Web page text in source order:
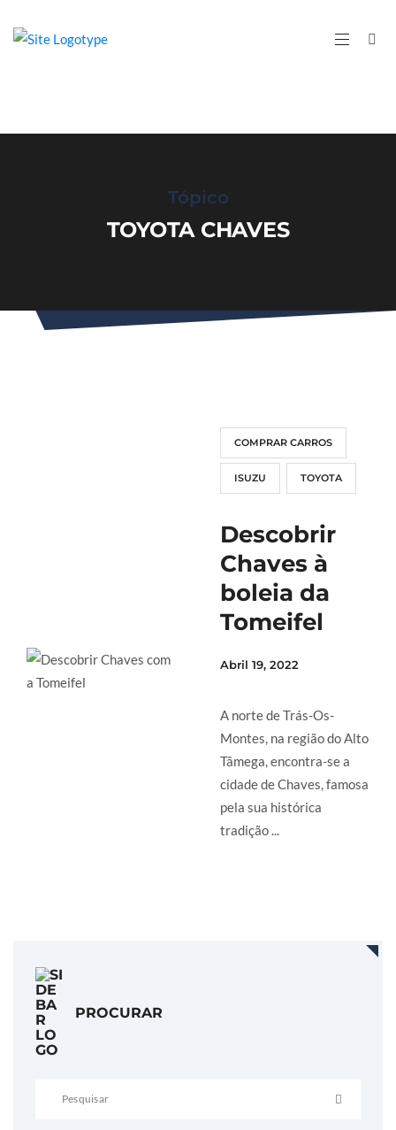
Tópico
TOYOTA CHAVES
COMPRAR CARROS
ISUZU TOYOTA
Descobrir
Chaves à
boleia da
Tomeifel
Abril 19, 2022
A norte de Trás-Os-
Montes, na região do Alto
Tâmega, encontra-se a
cidade de Chaves, famosa
pela sua histórica
tradição ...
PROCURAR